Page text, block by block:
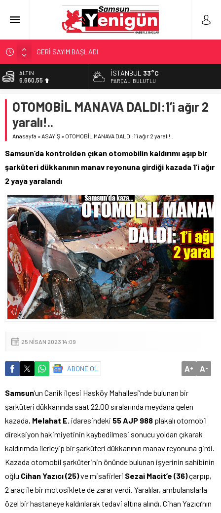
GERİ SAYIM BAŞLADI
SAMSUNSPOR’DA HEDEF 5’İNCİLİK!
‘BAFRA’YA YATIRIM YAPIN!’
YÖNETİCİ SEÇERKEN YAPILAN EN BÜYÜK HATALAR
ALTIN
6.660,55
13.779,39
DOLAR
47,7111
55,1881
İSTANBUL 33°C
PARÇALI BULUTLU
OTOMOBİL MANAVA DALDI:1’i ağır 2
yaralı!..
Anasayfa »ASAYİŞ » OTOMOBİL MANAVA DALDI:1’i ağır 2 yaralı!..
Samsun’da kontrolden çıkan otomobilin kaldırımı aşıp bir
şarküteri dükkanının manav reyonuna girdiği kazada 1’i ağır
2 yaya yaralandı
25 NISAN 2023 14:09
ABONE OL A+ A-
Samsun‘un Canik ilçesi Hasköy Mahallesi’nde bulunan bir
şarküteri dükkanında saat 22.00 sıralarında meydana gelen
kazada, Melahat E. idaresindeki 55 AJP 988 plakalı otomobil
direksiyon hakimiyetinin kaybedilmesi sonucu yoldan çıkarak
kaldırımda ilerleyip bir şarküteri dükkanının manav reyonuna girdi.
Kazada otomobil şarküterinin önünde bulunan işyerinin sahibinin
oğlu Cihan Yazıcı (25)ve misafirleri Sezai Macit’e (36)çarpıp,
2 araç ile bir motosiklete de zarar verdi. Yaralılar, ambulanslarla
özel bir hastaneye kaldırılarak tedavi altına alındı. Cihan Yazıcı’nın